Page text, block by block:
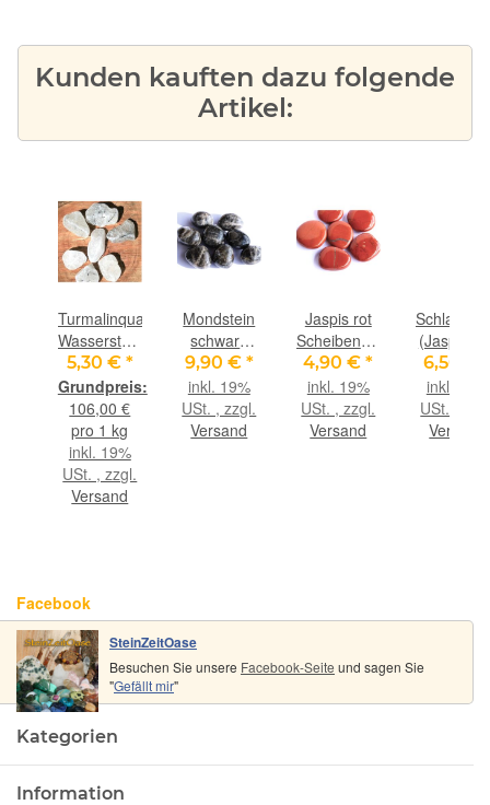
Kunden kauften dazu folgende
Artikel:
Turmalinquarz
Wassersteine-
Sonderqualität
/ Rohsteine
extra
angetrommelt
- ca. 50 g
(GKS)
5,30 € *
106,00 €
pro 1 kg
inkl. 19%
USt. , zzgl.
Versand
Mondstein
schwarz
(Feldspat)
Trommelsteine
Sonderqualität
9,90 € *
inkl. 19%
USt. , zzgl.
Versand
Jaspis rot
Scheibensteine
-
Sonderqualität
- ca. 2,8 -
3,7 cm / ca.
4,90 €*
inkl. 19%
USt. , zzgl.
Versand
(Jaspis
- ca. 3 -
6,50 €
inkl. 19%
USt. ,
Versand
Facebook
SteinZeitOase
Besuchen Sie unsere Facebook-Seite und sagen Sie
"Gefällt mir"
Kategorien
Information